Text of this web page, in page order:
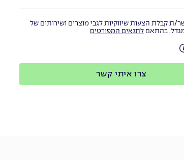
ת קבלת הצעות שיווקיות לגבי מוצרים ושירותים של
בהתאםלתנאים המפורטים
צרו איתי קשר